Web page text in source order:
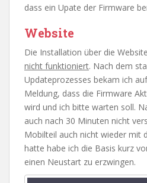
dass ein Upate der Firmware
Website
Die Installation über die
nicht funktioniert. Nach dem
Updateprozesses bekam ich
Meldung, dass die Firmware
wird und ich bitte warten soll.
auch nach 30 Minuten nicht
Mobilteil auch nicht wieder mit
hatte habe ich die Basis kurz
einen Neustart zu erzwingen.